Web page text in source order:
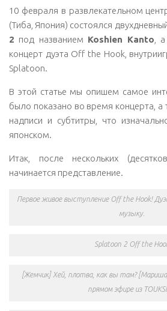
10 февраля в развлекательном
(Тиба, Япония) состоялся
2 под названием Koshien Kanto,
концерт дуэта Off the Hook,
Splatoon.
В этой статье мы опишем самое
было показано во время концерта, а
надписи и субтитры, что
японском.
Итак, после нескольких
начинается представление.
Первое живое выступление Off the Hook!
музыку.
Splatoon 2 Off the
[Жемчик] Хей, плотва, как вы там?
прямом эфире из